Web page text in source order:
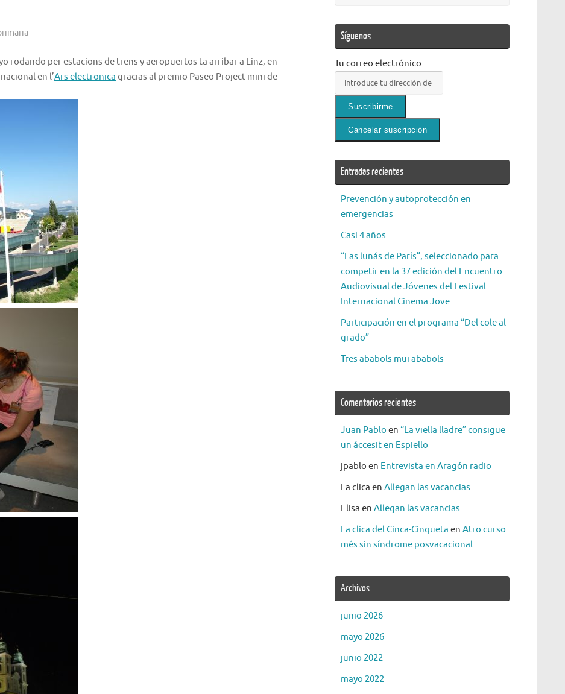
rodando per estacions de trens y aeropuertos ta arribar a Linz, en
en l’Ars electronica gracias al premio Paseo Project mini de
Síguenos
Tu correo electrónico:
Entradas recientes
Prevención y autoprotección en
emergencias
Casi 4 años…
“Las lunás de París”, seleccionado para
competir en la 37 edición del Encuentro
Audiovisual de Jóvenes del Festival
Internacional Cinema Jove
Participación en el programa “Del cole al
grado”
Tres ababols mui ababols
Comentarios recientes
Juan Pablo en “La viella lladre” consigue
un áccesit en Espiello
jpablo en Entrevista en Aragón radio
La clica en Allegan las vacancias
Elisa en Allegan las vacancias
La clica del Cinca-Cinqueta en Atro curso
més sin síndrome posvacacional
Archivos
junio 2026
mayo 2026
junio 2022
mayo 2022